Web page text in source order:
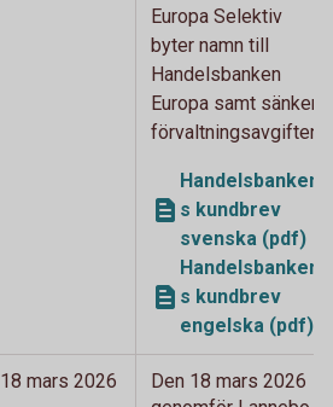
Europa Selektiv
byter namn till
Handelsbanken
Europa samt sänker
förvaltningsavgiften.
Handelsbanken
s kundbrev
svenska (pdf)
Handelsbanken
s kundbrev
engelska (pdf)
18 mars 2026
Den 18 mars 2026